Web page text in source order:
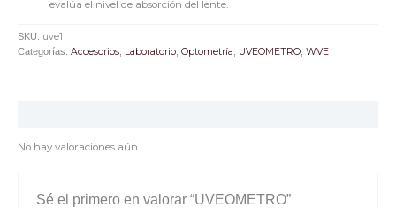
evalúa el nivel de absorción del lente.
SKU: uve1
Categorías: Accesorios Laboratorio Optometría UVEOMETRO WVE
No hay valoraciones aún.
Sé el primero en valorar “UVEOMETRO”